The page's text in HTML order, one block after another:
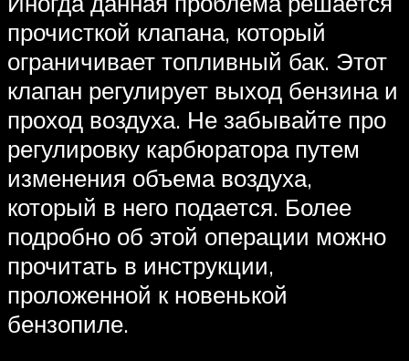
прочисткой клапана, который
ограничивает топливный бак. Этот
клапан регулирует выход бензина и
проход воздуха. Не забывайте про
регулировку карбюратора путем
изменения объема воздуха,
который в него подается. Более
подробно об этой операции можно
прочитать в инструкции,
проложенной к новенькой
бензопиле.